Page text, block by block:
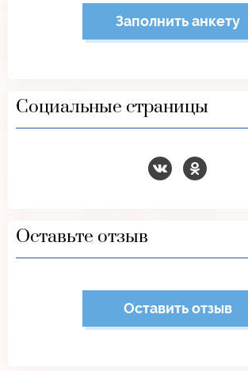
Заполнить анкету
Социальные страницы
Оставьте отзыв
Оставить отзыв